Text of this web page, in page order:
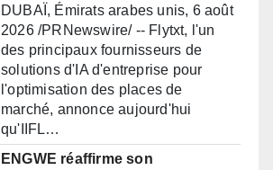
DUBAÏ, Émirats arabes unis, 6 août
2026 /PRNewswire/ -- Flytxt, l'un
des principaux fournisseurs de
solutions d'IA d'entreprise pour
l'optimisation des places de
marché, annonce aujourd'hui
qu'IIFL…
ENGWE réaffirme son